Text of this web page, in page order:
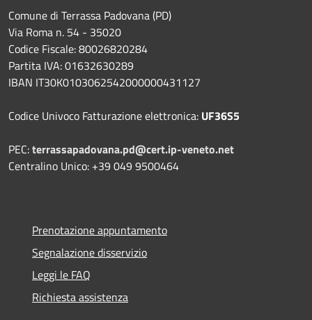
Comune di Terrassa Padovana (PD)
Via Roma n. 54 - 35020
Codice Fiscale: 80026820284
Partita IVA: 01632630289
IBAN IT30K0103062542000000431127
Codice Univoco Fatturazione elettronica: UF36S5
PEC:terrassapadovana.pd@cert.ip-veneto.net
Centralino Unico: +39 049 9500464
Prenotazione appuntamento
Segnalazione disservizio
Leggi le FAQ
Richiesta assistenza